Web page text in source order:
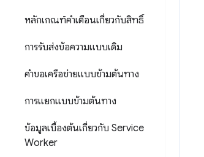
หลักเกณฑ์คำเตือนเกี่ยวกับสิทธิ์
การรับส่งข้อความแบบเดิม
คำขอเครือข่ายแบบข้ามต้นทาง
การแยกแบบข้ามต้นทาง
ข้อมูลเบื้องต้นเกี่ยวกับ Service
Worker